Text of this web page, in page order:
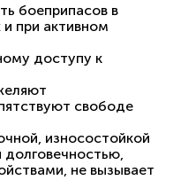
боеприпасов в
при активном
доступу к
свободе
износостойкой
долговечностью,
не вызывает